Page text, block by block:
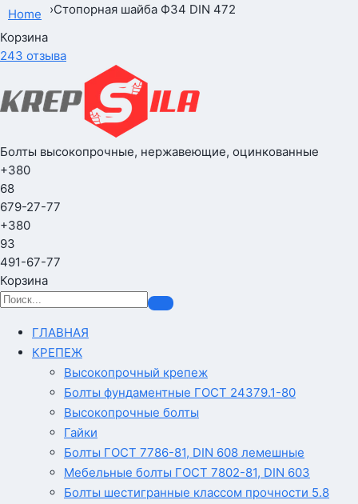
Home ›Стопорная шайба Ф34 DIN 472
Корзина
243 отзыва
Болты высокопрочные, нержавеющие, оцинкованные
+380
68
679-27-77
+380
93
491-67-77
Корзина
ГЛАВНАЯ
КРЕПЕЖ
Высокопрочный крепеж
Болты фундаментные ГОСТ 24379.1-80
Высокопрочные болты
Гайки
Болты ГОСТ 7786-81, DIN 608 лемешные
Мебельные болты ГОСТ 7802-81, DIN 603
Болты шестигранные классом прочности 5.8